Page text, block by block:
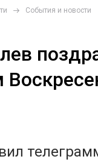
События и новости